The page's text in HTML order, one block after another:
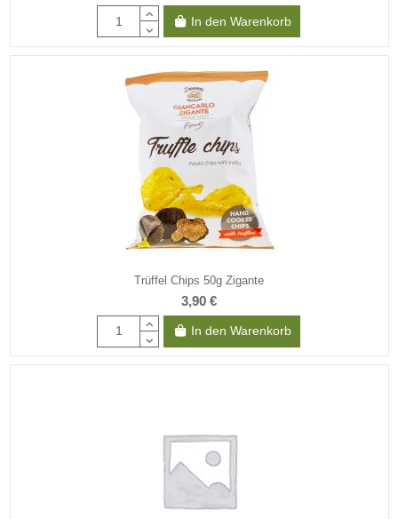
In den Warenkorb
Trüffel Chips 50g Zigante
3,90 €
In den Warenkorb